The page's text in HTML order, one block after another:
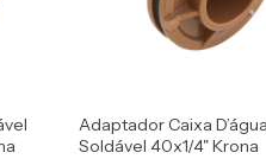
Adaptador Caixa D’água
Soldável 40x1/4" Krona